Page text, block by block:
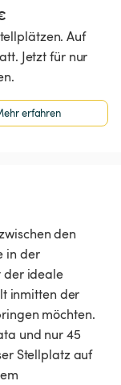
Auf
Jetzt für nur
erfahren
den
in der
der ideale
inmitten der
möchten.
und nur 45
Stellplatz auf